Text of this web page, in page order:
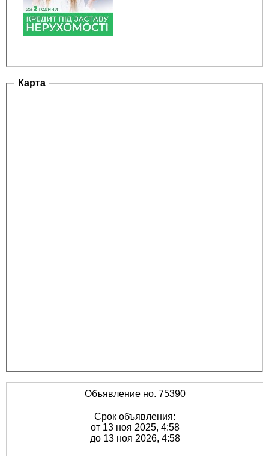
Карта
Объявление но. 75390
Срок объявления:
от 13 ноя 2025, 4:58
до 13 ноя 2026, 4:58